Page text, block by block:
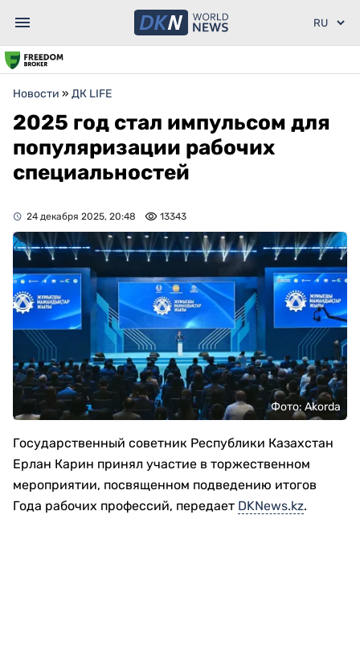
Новости » ДК LIFE
2025 год стал импульсом для
популяризации рабочих
специальностей
24 декабря 2025, 20:48 13343
Фото: Akorda
Государственный советник Республики Казахстан
Ерлан Карин принял участие в торжественном
мероприятии, посвященном подведению итогов
Года рабочих профессий, передает DKNews.kz.